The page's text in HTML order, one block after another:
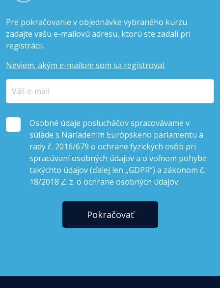
Pre pokračovanie v objednávke vybraného kurzu
zadajte vašu e-mailovú adresu, ktorú ste zadali pri
registrácii.
Neviem, akým e-mailom som sa registroval.
Osobné údaje poslucháčov spracovávame v
súlade s Nariadením Európskeho parlamentu a
rady č. 2016/679 o ochrane fyzických osôb pri
spracúvaní osobných údajov a o voľnom pohybe
takýchto údajov (ďalej len „GDPR“) a zákonom č.
18/2018 Z. z. o ochrane osobných údajov.
Pokračovať